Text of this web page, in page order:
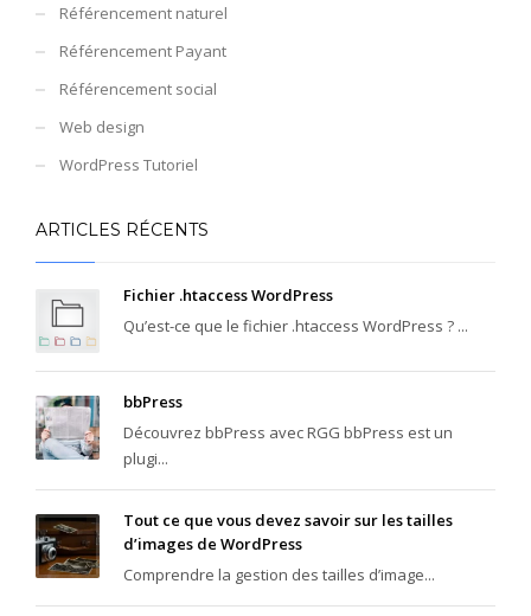
Référencement naturel
Référencement Payant
Référencement social
Web design
WordPress Tutoriel
ARTICLES RÉCENTS
Fichier .htaccess WordPress
Qu’est-ce que le fichier .htaccess WordPress ? ...
bbPress
Découvrez bbPress avec RGG bbPress est un
plugi...
Tout ce que vous devez savoir sur les tailles
d’images de WordPress
Comprendre la gestion des tailles d’image...